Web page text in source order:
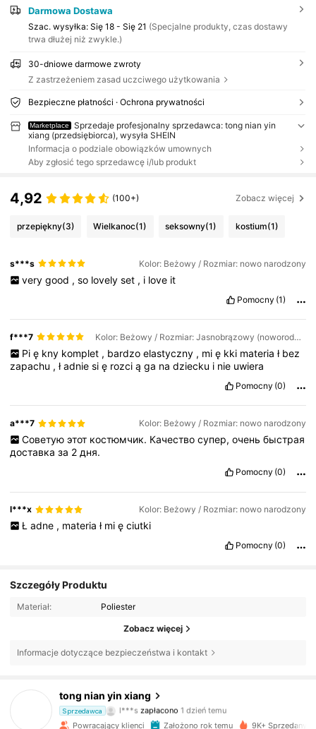
Darmowa Dostawa
Szac. wysyłka: Się 18 - Się 21 (Specjalne produkty, czas dostawy
trwa dłużej niż zwykle.)
30-dniowe darmowe zwroty
Z zastrzeżeniem zasad uczciwego użytkowania
Bezpieczne płatności · Ochrona prywatności
Marketplace
Sprzedaje profesjonalny sprzedawca: tong nian yin
xiang (przedsiębiorca), wysyła SHEIN
Informacja o podziale obowiązków umownych
Aby zgłosić tego sprzedawcę i/lub produkt
4,92 (100+) Zobacz więcej
przepiękny(3) Wielkanoc(1) seksowny(1) kostium(1)
s***s Kolor: Beżowy / Rozmiar: nowo narodzony
very good , so lovely set , i love it
Pomocny (1)
f***7 Kolor: Beżowy / Rozmiar: Jasnobrązowy (noworodkowy)
Pi ę kny komplet , bardzo elastyczny , mi ę kki materia ł bez
zapachu ,ładniesię rozciąga nadziecku i nie uwiera
Pomocny (0)
a***7 Kolor: Beżowy / Rozmiar: nowo narodzony
Советую этот костюмчик. Качество супер, очень быстрая
доставказа 2 дня.
Pomocny (0)
l***x Kolor: Beżowy / Rozmiar: nowo narodzony
Ł adne , materia ł mi ę ciutki
Pomocny (0)
Szczegóły Produktu
Materiał: Poliester
Zobacz więcej
Informacje dotyczące bezpieczeństwa i kontakt
tong nian yin xiang
Sprzedawca
4,92
l***szapłacono
s***mzaobserwował(-a)1 dzień temu
4,92
652 Obserwujący
Powracający klienci Założono rok temu 9K+